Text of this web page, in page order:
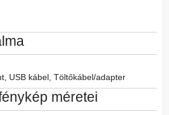
USB kábel, Töltőkábel/adapter
méretei